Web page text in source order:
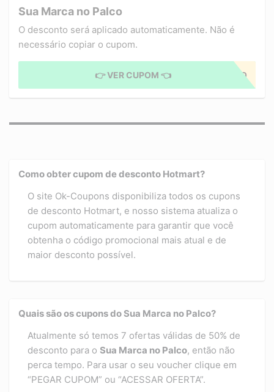
Sua Marca no Palco
O desconto será aplicado automaticamente. Não é
necessário copiar o cupom.
CUPOM APLICADO
👉 VER CUPOM 👈
Como obter cupom de desconto Hotmart?
O site Ok-Coupons disponibiliza todos os cupons
de desconto Hotmart, e nosso sistema atualiza o
cupom automaticamente para garantir que você
obtenha o código promocional mais atual e de
maior desconto possível.
Quais são os cupons do Sua Marca no Palco?
Atualmente só temos 7 ofertas válidas de 50% de
desconto para o Sua Marca no Palco, então não
perca tempo. Para usar o seu voucher clique em
“PEGAR CUPOM” ou “ACESSAR OFERTA”.